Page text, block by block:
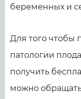
беременных и
Для того чтобы
патологии
получить
можно